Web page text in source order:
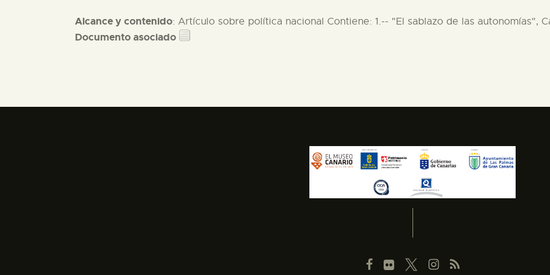
Alcance y contenido: Artículo sobre política nacional Contiene: 1.-- "El sablazo de las autonomías",
Documento asociado